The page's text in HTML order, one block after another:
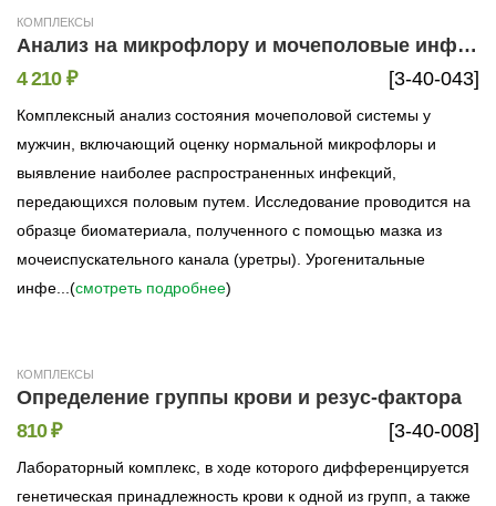
КОМПЛЕКСЫ
Анализ на микрофлору и мочеполовые инфекции у мужчин (9 показателей)
[3-40-043]
4 210 ₽
Комплексный анализ состояния мочеполовой системы у
мужчин, включающий оценку нормальной микрофлоры и
выявление наиболее распространенных инфекций,
передающихся половым путем. Исследование проводится на
образце биоматериала, полученного с помощью мазка из
мочеиспускательного канала (уретры). Урогенитальные
инфе...(смотреть подробнее)
КОМПЛЕКСЫ
Определение группы крови и резус-фактора
[3-40-008]
810 ₽
Лабораторный комплекс, в ходе которого дифференцируется
генетическая принадлежность крови к одной из групп, а также